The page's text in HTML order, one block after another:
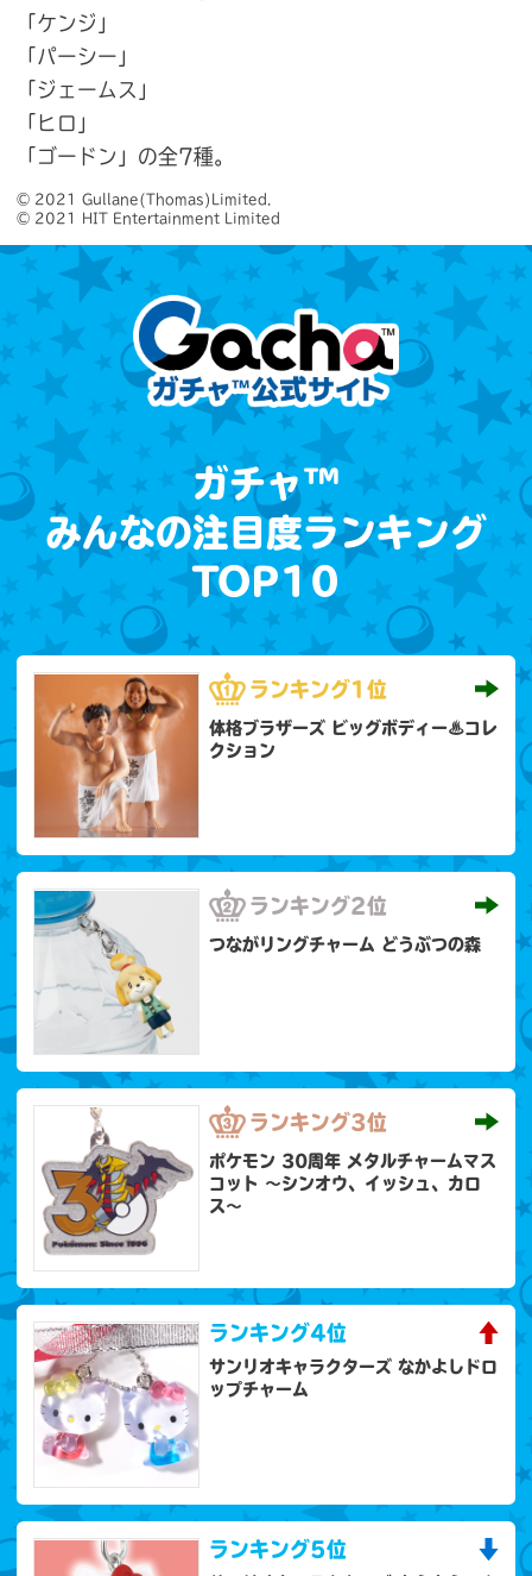
「ケンジ」
「パーシー」
「ジェームス」
「ヒロ」
「ゴードン」の全7種。
© 2021 Gullane(Thomas)Limited.
© 2021 HIT Entertainment Limited
ガチャ™
みんなの注目度ランキング
TOP10
ランキング1位
体格ブラザーズ ビッグボディー♨コレ
クション
ランキング2位
つながリングチャーム どうぶつの森
ランキング3位
ポケモン 30周年 メタルチャームマス
コット 〜シンオウ、イッシュ、カロ
ス〜
ランキング4位
サンリオキャラクターズ なかよしドロ
ップチャーム
ランキング5位